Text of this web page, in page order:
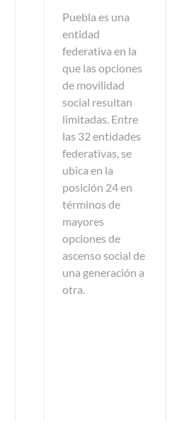
Puebla es una
entidad
federativa en la
que las opciones
de movilidad
social resultan
limitadas. Entre
las 32 entidades
federativas, se
ubica en la
posición 24 en
términos de
mayores
opciones de
ascenso social de
una generación a
otra.